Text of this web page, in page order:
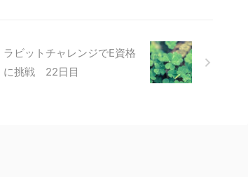
ラビットチャレンジでE資格
に挑戦 22日目